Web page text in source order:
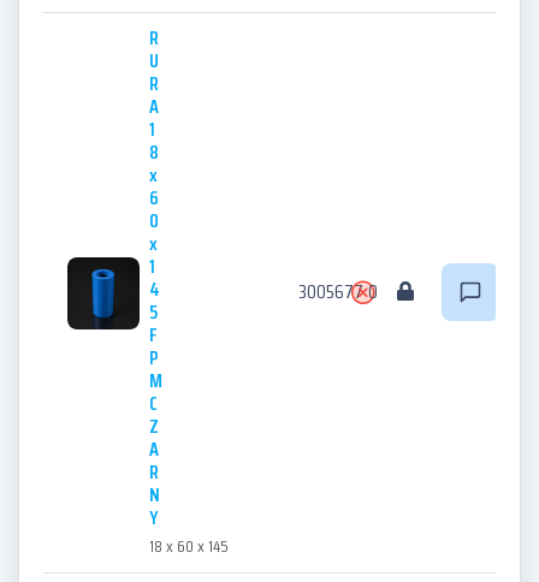
R
U
R
A
1
8
x
6
0
x
1
4
5
F
P
M
C
Z
A
R
N
Y
18 x 60 x 145
30056770